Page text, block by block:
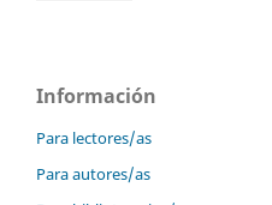
Información
Para lectores/as
Para autores/as